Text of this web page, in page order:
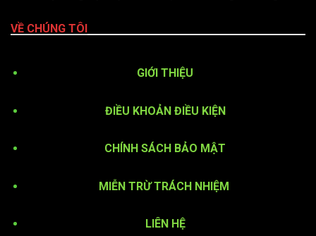
VỀ CHÚNG TÔI
GIỚI THIỆU
ĐIỀU KHOẢN ĐIỀU KIỆN
CHÍNH SÁCH BẢO MẬT
MIỄN TRỪ TRÁCH NHIỆM
LIÊN HỆ